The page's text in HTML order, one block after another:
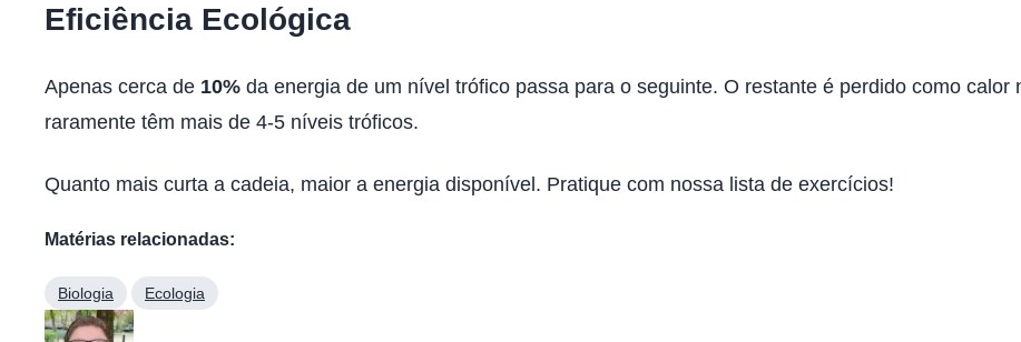
Eficiência Ecológica
Apenas cerca de 10% da energia de um nível trófico passa para o seguinte. O restante é perdido como
raramente têm mais de 4-5 níveis tróficos.
Quanto mais curta a cadeia, maior a energia disponível. Pratique com nossa lista de exercícios!
Matérias relacionadas:
Biologia Ecologia